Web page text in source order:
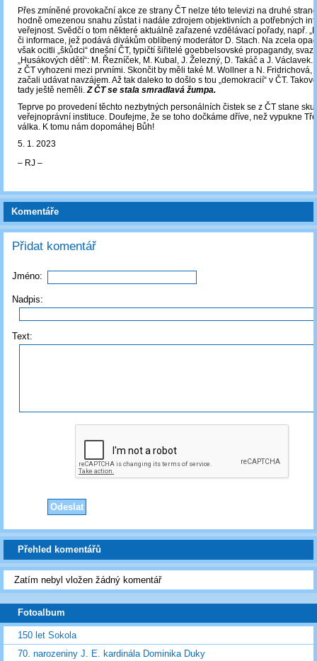
Přes zmíněné provokační akce ze strany ČT nelze této televizi na druhé
hodně omezenou snahu zůstat i nadále zdrojem objektivních a potřebných
veřejnost. Svědčí o tom některé aktuálně zařazené vzdělávací pořady, např.
či informace, jež podává divákům oblíbený moderátor D. Stach. Na zcela
však ocitli „škůdci“ dnešní ČT, typičtí šiřitelé goebbelsovské propagandy,
„Husákových dětí“: M. Řezníček, M. Kubal, J. Železný, D. Takáč a J. Václavek.
z ČT vyhozeni mezi prvními. Skončit by měli také M. Wollner a N. Fridrichová,
začali udávat navzájem. Až tak daleko to došlo s tou „demokracií“ v ČT.
tady ještě neměli.Z ČT se stala smradlavá žumpa.
Teprve po provedení těchto nezbytných personálních čistek se z ČT stane
veřejnoprávní instituce. Doufejme, že se toho dočkáme dříve, než vypukne
válka. K tomu nám dopomáhej Bůh!
5. 1. 2023
‒ RJ –
Komentáře
Přidat komentář
Jméno:
Nadpis:
Text:
Přehled komentářů
Zatím nebyl vložen žádný komentář
Fotoalbum
150 let Sokola
70. narozeniny J. E. kardinála Dominika Duky